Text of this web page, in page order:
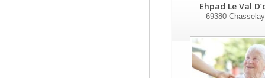
Ehpad Le Val
69380Chasselay